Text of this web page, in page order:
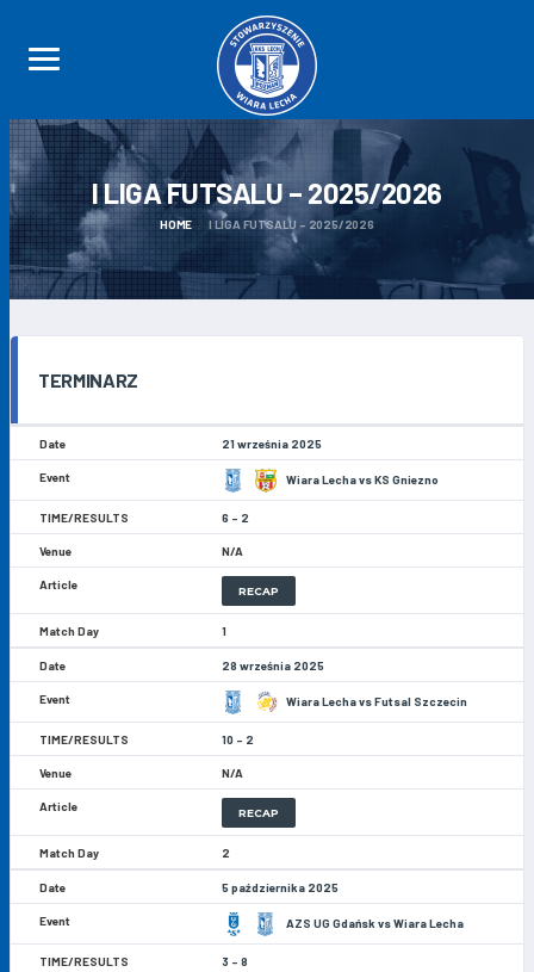
I LIGA FUTSALU – 2025/2026
HOME I LIGA FUTSALU – 2025/2026
TERMINARZ
21 września 2025
Wiara Lecha vs KS Gniezno
6 - 2
N/A
RECAP
1
28 września 2025
Wiara Lecha vs Futsal Szczecin
10 - 2
N/A
RECAP
2
5 października 2025
AZS UG Gdańsk vs Wiara Lecha
3 - 8